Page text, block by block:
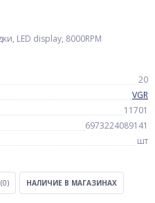
LED display, 8000RPM
20
VGR
11701
6973224089141
шт
(0) НАЛИЧИЕ В МАГАЗИНАХ